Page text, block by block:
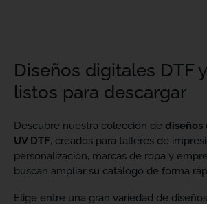
Diseños digitales DTF
listos para descargar
Descubre nuestra colección de diseños
UV DTF, creados para talleres de
personalización, marcas de ropa y
buscan ampliar su catálogo de forma
Elige entre una gran variedad de